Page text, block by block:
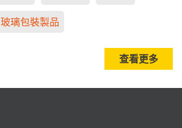
玻璃包裝製品
查看更多